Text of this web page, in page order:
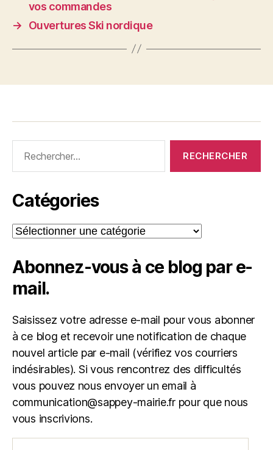
vos commandes
→
Ouvertures Ski nordique
Catégories
Catégories
Abonnez-vous à ce blog par e-
mail.
Saisissez votre adresse e-mail pour vous abonner
à ce blog et recevoir une notification de chaque
nouvel article par e-mail (vérifiez vos courriers
indésirables). Si vous rencontrez des difficultés
vous pouvez nous envoyer un email à
communication@sappey-mairie.fr pour que nous
vous inscrivions.